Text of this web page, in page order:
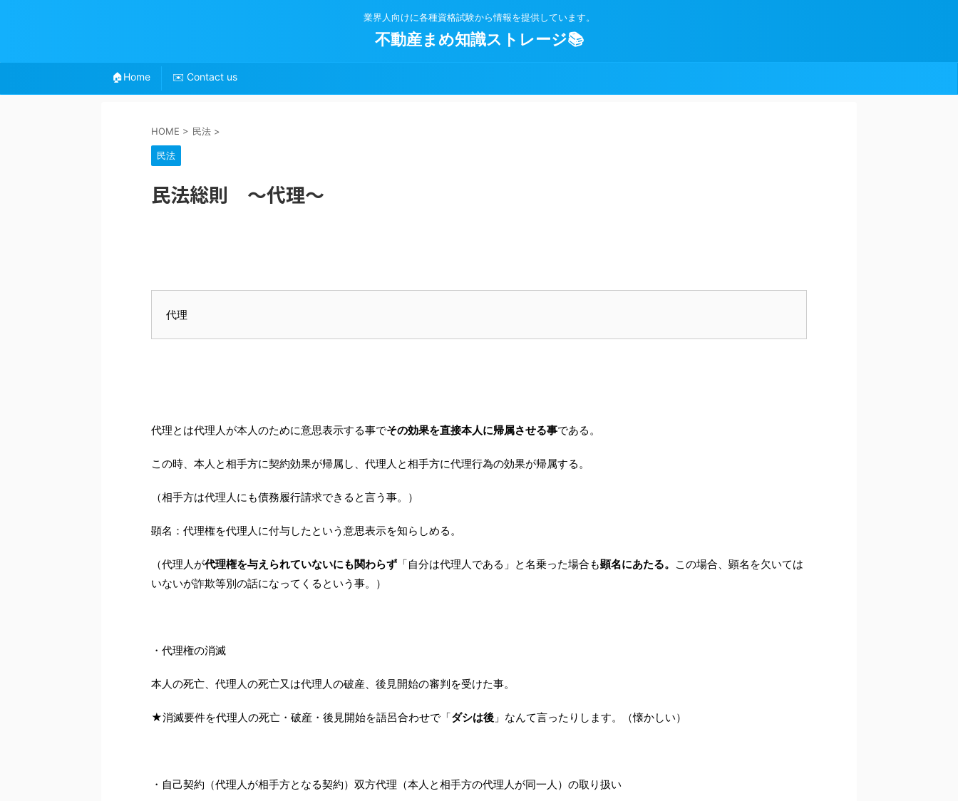
業界人向けに各種資格試験から情報を提供しています。
不動産まめ知識ストレージ📚
🏠Home ✉️ Contact us
HOME > 民法 >
民法
民法総則 〜代理〜
代理
代理とは代理人が本人のために意思表示する事でその効果を直接本人に帰属させる事である。
この時、本人と相手方に契約効果が帰属し、代理人と相手方に代理行為の効果が帰属する。
（相手方は代理人にも債務履行請求できると言う事。）
顕名：代理権を代理人に付与したという意思表示を知らしめる。
（代理人が代理権を与えられていないにも関わらず 「自分は代理人である」と名乗った場合も顕名にあたる。 この場合、顕名を欠いては
いないが詐欺等別の話になってくるという事。）
・代理権の消滅
本人の死亡、代理人の死亡又は代理人の破産、後見開始の審判を受けた事。
★消滅要件を代理人の死亡・破産・後見開始を語呂合わせで「ダシは後 」なんて言ったりします。（懐かしい）
・自己契約（代理人が相手方となる契約）双方代理（本人と相手方の代理人が同一人）の取り扱い